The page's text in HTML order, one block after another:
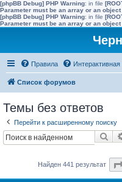
[phpBB Debug] PHP Warning: in file
Parameter must be an array or an
[phpBB Debug] PHP Warning: in file
Parameter must be an array or an
Правила Интерактивная
Список форумов
Темы без ответов
Перейти к расширенному поиску
Найден 441 результат